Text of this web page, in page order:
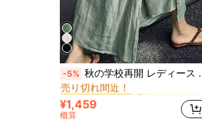
-5% 秋の学校再開 レディース ルーズ プラスサイズ カジュアル 9/10丈 スプリットスカートパンツ、フェイク2ピースデザイン
#10 ベストセラー 緑色 レディースパンツ
売り切れ間近！
#10 ベストセラー
売り切れ間近！
#10 ベストセラー
売り切れ間近！
#10 ベストセラー 緑色 レディースパンツ
売り切れ間近！
¥1,459
概算